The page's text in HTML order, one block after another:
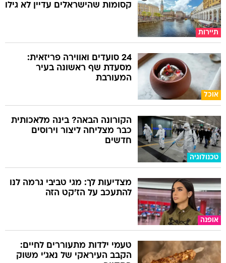
תיירות
קסומות שהישראלים עדיין לא גילו
אוכל
24 סועדים ואווירה פריזאית:
מסעדת שף ראשונה בעיר
המעורבת
טכנולוגיה
הקורונה הבאה? בינה מלאכותית
כבר מצליחה ליצור וירוסים
חדשים
אופנה
מצדיעות לך: מגי טביבי גרמה לנו
להתעכב על הז'קט הזה
טעמי ילדות מתעוררים לחיים:
הקבב העיראקי של נאג׳י משוק